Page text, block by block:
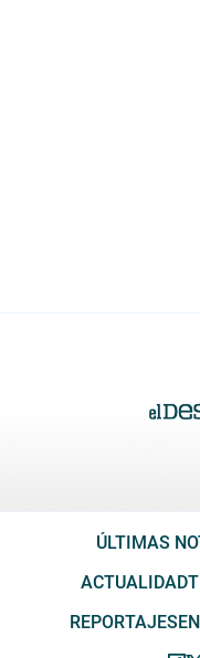
ÚLTIMAS
ACTUALIDAD
REPORTAJES